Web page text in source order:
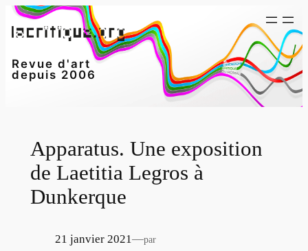
Aller
au
Revue d'art
depuis 2006
Apparatus. Une exposition
de Laetitia Legros à
Dunkerque
21 janvier 2021—par